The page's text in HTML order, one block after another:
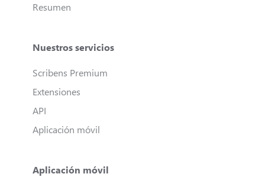
Resumen
Nuestros servicios
Scribens Premium
Extensiones
API
Aplicación móvil
Aplicación móvil